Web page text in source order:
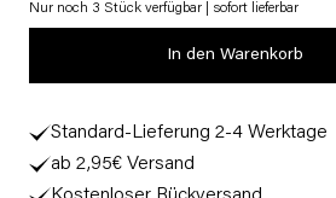
Nur noch 3 Stück verfügbar | sofort lieferbar
In den Warenkorb
Standard-Lieferung 2-4 Werktage
ab 2,95€ Versand